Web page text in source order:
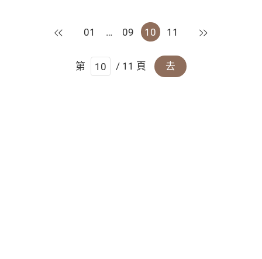
上一頁
01 … 09 10 11 下一頁
第 / 11 頁 去